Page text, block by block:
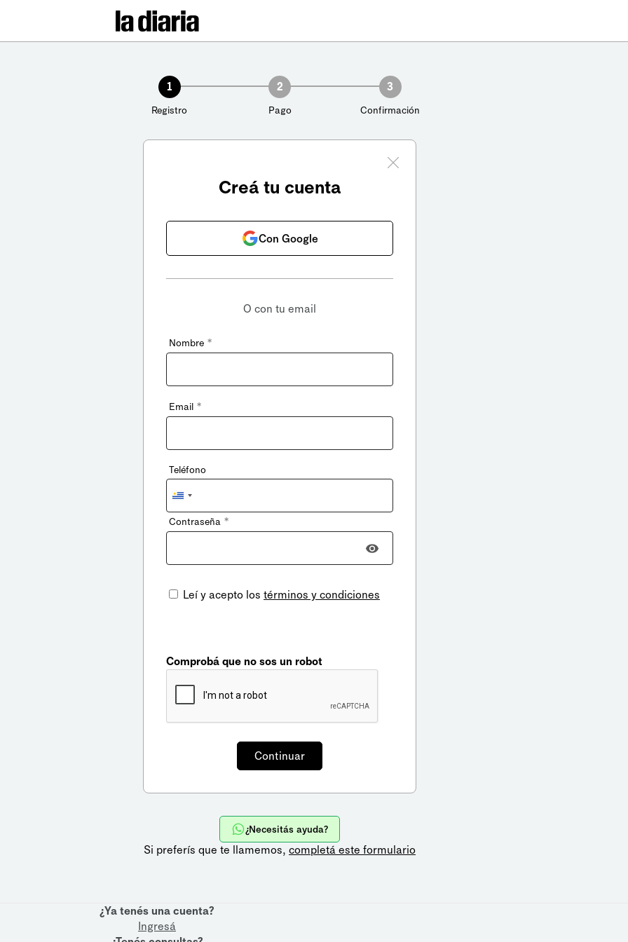
1
Registro
2
Pago
3
Confirmación
Creá tu cuenta
Con Google
O con tu email
Nombre *
Email *
Teléfono
Uruguay
+598
Contraseña *
Leí y acepto los términos y condiciones
Comprobá que no sos un robot
¿Necesitás ayuda?
Si preferís que te llamemos, completá este formulario
¿Ya tenés una cuenta?
Ingresá